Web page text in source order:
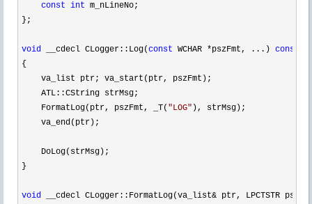
const int m_nLineNo;
};
void __cdecl CLogger::Log(const WCHAR *pszFmt, ...) const
{
    va_list ptr; va_start(ptr, pszFmt);
    ATL::CString strMsg;
    FormatLog(ptr, pszFmt, _T(
"LOG" ), strMsg);
    va_end(ptr);
    DoLog(strMsg);
}
void __cdecl CLogger::FormatLog(va_list& ptr, LPCTSTR